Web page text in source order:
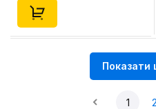
Показати
1 2